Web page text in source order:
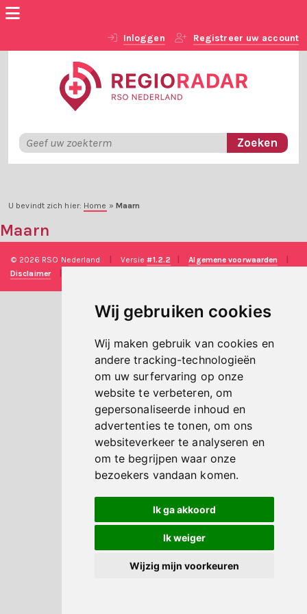
Wij gebruiken cookies
Wij maken gebruik van cookies en
andere tracking-technologieën
om uw surfervaring op onze
website te verbeteren, om
gepersonaliseerde inhoud en
advertenties te tonen, om ons
websiteverkeer te analyseren en
om te begrijpen waar onze
bezoekers vandaan komen.
Ik ga akkoord
Ik weiger
Wijzig mijn voorkeuren
Inloggen Registreer uw account
U bevindt zich hier: Home » Maarn
Maarn
© 2026 RSO Nederland Versie#1.2.2 Algemene voorwaarden
Disclaimer